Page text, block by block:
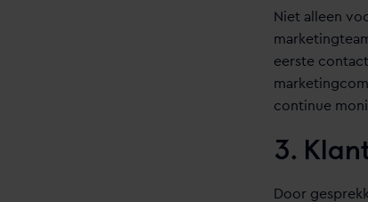
Niet alleen
eerste
continue
3.
Door